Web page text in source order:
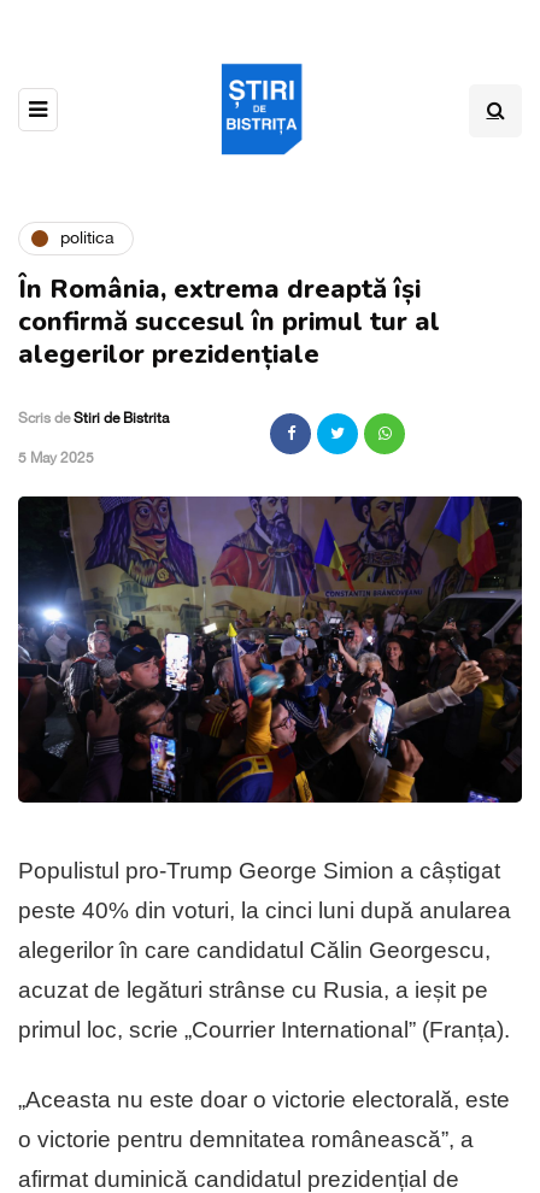
politica
În România, extrema dreaptă își
confirmă succesul în primul tur al
alegerilor prezidențiale
Scris deStiri de Bistrita
,5 May 2025
Populistul pro-Trump George Simion a câștigat
peste 40% din voturi, la cinci luni după anularea
alegerilor în care candidatul Călin Georgescu,
acuzat de legături strânse cu Rusia, a ieșit pe
primul loc, scrie „Courrier International” (Franța).
„Aceasta nu este doar o victorie electorală, este
o victorie pentru demnitatea românească”, a
afirmat duminică candidatul prezidențial de